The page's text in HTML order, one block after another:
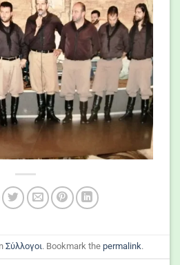
Σύλλογοι. Bookmark the permalink.